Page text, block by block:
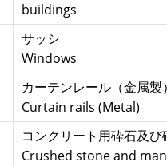
buildings
サッシ
Windows
カーテンレール（金属製）
Curtain rails (Metal)
コンクリート用砕石及び
Crushed stone and